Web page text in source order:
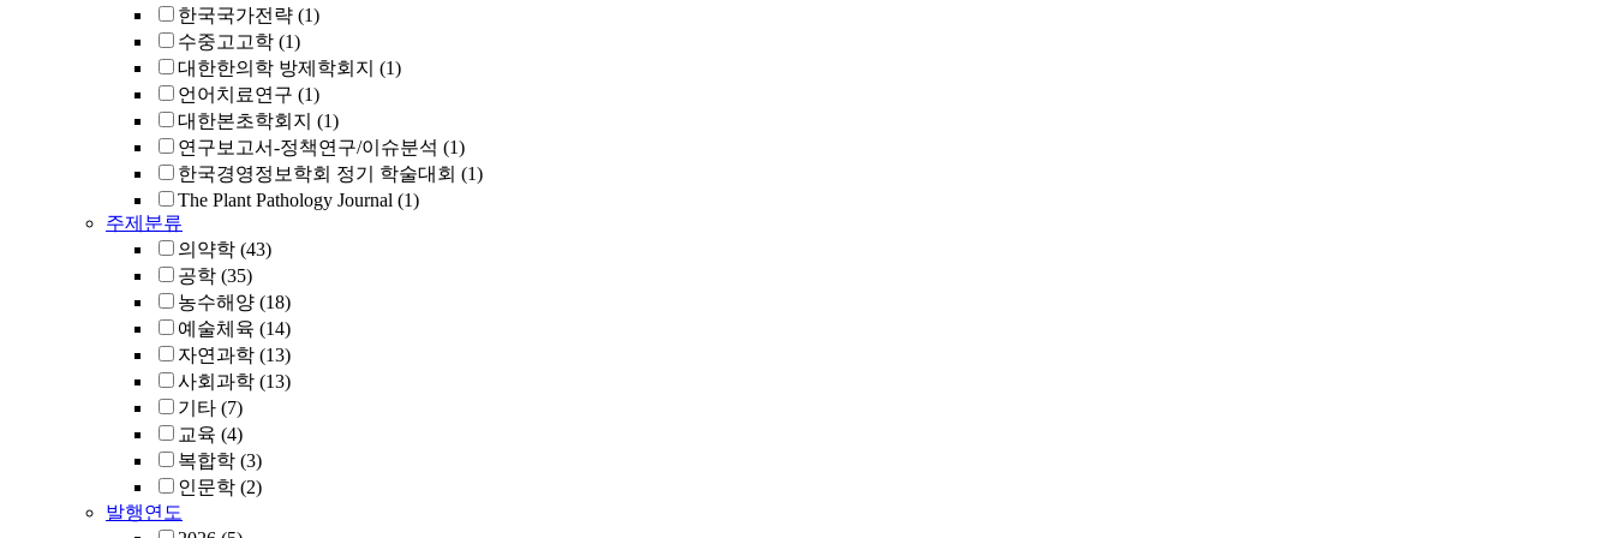
한국국가전략 (1)
수중고고학 (1)
대한한의학 방제학회지 (1)
언어치료연구 (1)
대한본초학회지 (1)
연구보고서-정책연구/이슈분석 (1)
한국경영정보학회 정기 학술대회 (1)
The Plant Pathology Journal (1)
주제분류
의약학 (43)
공학 (35)
농수해양 (18)
예술체육 (14)
자연과학 (13)
사회과학 (13)
기타 (7)
교육 (4)
복합학 (3)
인문학 (2)
발행연도